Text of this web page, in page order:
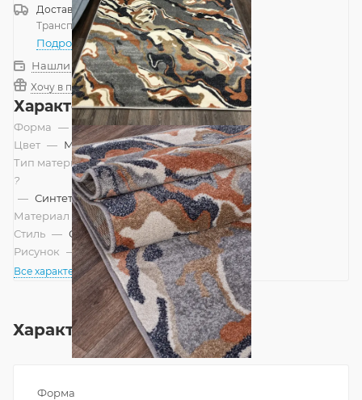
ДоставкаРоссия
Транспортной компанией—бесплатно
Подробнее
Нашли дешевле?
Хочу в подарок
Характеристики
Форма — Прямоугольник
Цвет — Мультиколор, Яркий
Тип материала
?
— Синтетический
Материал — Полипропилен
Стиль — Современный
Рисунок — Абстракция
Все характеристики
Характеристики
Форма